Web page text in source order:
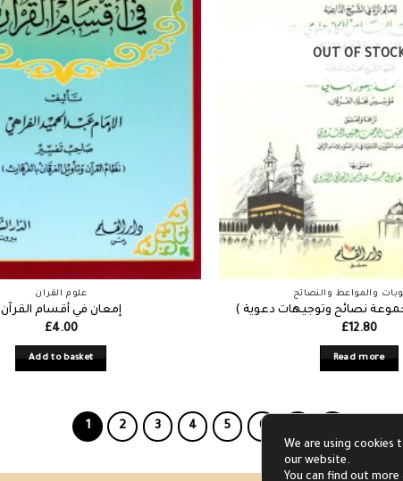
علوم القران
إمعان في أقسام القرآن
£4.00
Add to basket
OUT OF
والمواعظ والنصائح
نصائح وتوجيهات دعوية )
£12.80
Read more
1 2 3 4 5 6
We are using cookies
our website.
You can find out